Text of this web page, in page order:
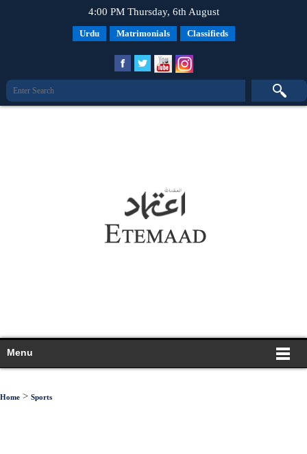
4:00 PM Thursday, 6th August
Urdu Matrimonials Classifieds
Menu
Home > Sports